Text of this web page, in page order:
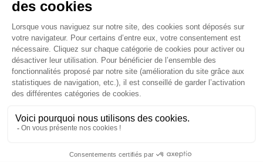
Je suis déjà abonné(e) :
version digitale
SUIVEZ-NOUS